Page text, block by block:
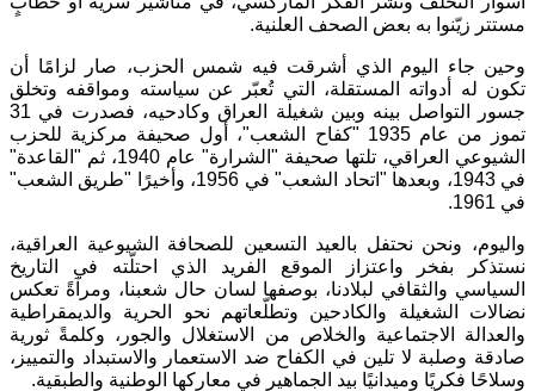
مستتر زيّنوا به بعض الصحف العلنية.
وحين جاء اليوم الذي أشرقت فيه شمس الحزب، صار لزامًا أن
تكون له أدواته المستقلة، التي تُعبّر عن سياسته ومواقفه وتخلق
جسور التواصل بينه وبين شغيلة العراق وكادحيه، فصدرت في 31
تموز من عام 1935 "كفاح الشعب"، أول صحيفة مركزية للحزب
الشيوعي العراقي، تلتها صحيفة "الشرارة" عام 1940، ثم "القاعدة"
في 1943، وبعدها "اتحاد الشعب" في 1956، وأخيرًا "طريق الشعب"
في 1961.
واليوم، ونحن نحتفل بالعيد التسعين للصحافة الشيوعية العراقية،
نستذكر بفخر واعتزاز الموقع الفريد الذي احتلّته في التاريخ
السياسي والثقافي لبلادنا، بوصفها لسان حال شعبنا، ومرآةً تعكس
نضالات الشغيلة والكادحين وتطلّعاتهم نحو الحرية والديمقراطية
والعدالة الاجتماعية والخلاص من الاستغلال والجور، وكلمةً ثورية
صادقة وصلبة لا تلين في الكفاح ضد الاستعمار والاستبداد والتمييز،
وسلاحًا فكريًا وميدانيًا بيد الجماهير في معاركها الوطنية والطبقية.